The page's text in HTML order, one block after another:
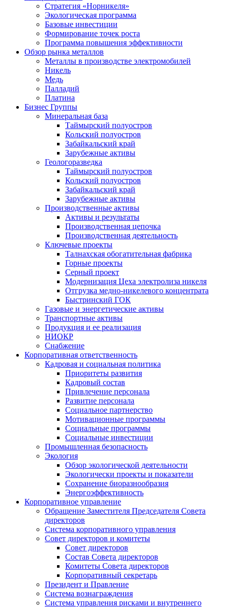
Стратегия «Норникеля»
Экологическая программа
Базовые инвестиции
Формирование точек роста
Программа повышения эффективности
Обзор рынка металлов
Металлы в производстве электромобилей
Никель
Медь
Палладий
Платина
Бизнес Группы
Минеральная база
Таймырский полуостров
Кольский полуостров
Забайкальский край
Зарубежные активы
Геологоразведка
Таймырский полуостров
Кольский полуостров
Забайкальский край
Зарубежные активы
Производственные активы
Активы и результаты
Производственная цепочка
Производственная деятельность
Ключевые проекты
Талнахская обогатительная фабрика
Горные проекты
Серный проект
Модернизация Цеха электролиза никеля
Отгрузка медно-никелевого концентрата
Быстринский ГОК
Газовые и энергетические активы
Транспортные активы
Продукция и ее реализация
НИОКР
Снабжение
Корпоративная ответственность
Кадровая и социальная политика
Приоритеты развития
Кадровый состав
Привлечение персонала
Развитие персонала
Социальное партнерство
Мотивационные программы
Социальные программы
Социальные инвестиции
Промышленная безопасность
Экология
Обзор экологической деятельности
Экологически проекты и показатели
Сохранение биоразнообразия
Энергоэффективность
Корпоративное управление
Обращение Заместителя Председателя Совета
директоров
Система корпоративного управления
Совет директоров и комитеты
Совет директоров
Состав Совета директоров
Комитеты Совета директоров
Корпоративный секретарь
Президент и Правление
Система вознаграждения
Система управления рисками и внутреннего